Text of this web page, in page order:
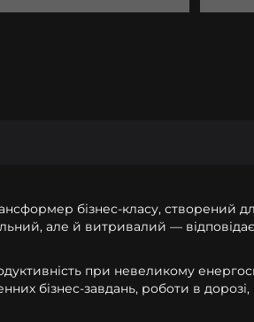
бізнес-класу, створений
але й витривалий —
при невеликому
бізнес-завдань, роботи в